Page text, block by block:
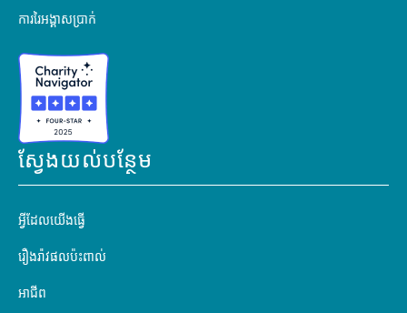
ការរៃអង្គាសប្រាក់
ស្វែងយល់បន្ថែម
អ្វីដែលយើងធ្វើ
រឿងរ៉ាវផលប៉ះពាល់
អាជីព